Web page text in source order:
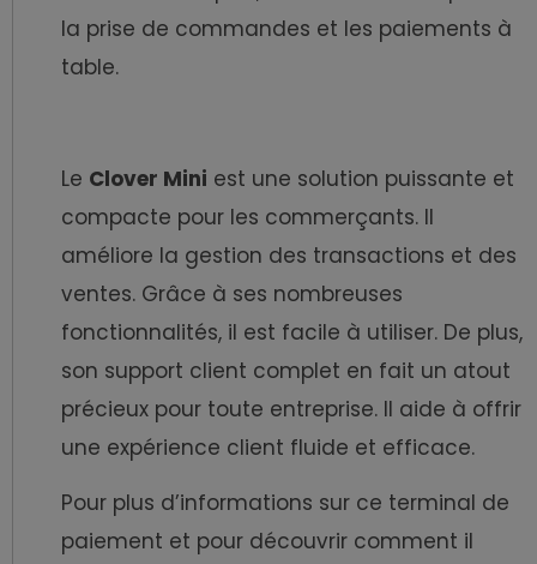
la prise de commandes et les paiements à
table.
Le Clover Mini est une solution puissante et
compacte pour les commerçants. Il
améliore la gestion des transactions et des
ventes. Grâce à ses nombreuses
fonctionnalités, il est facile à utiliser. De plus,
son support client complet en fait un atout
précieux pour toute entreprise. Il aide à offrir
une expérience client fluide et efficace.
Pour plus d’informations sur ce terminal de
paiement et pour découvrir comment il